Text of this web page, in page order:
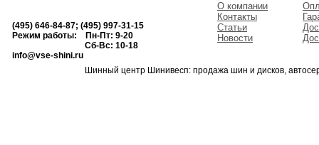
(495) 646-84-87; (495) 997-31-15
Режим работы: Пн-Пт: 9-20
Сб-Вс: 10-18
info@vse-shini.ru
О компании
Контакты
Статьи
Новости
Шинный центр Шинивесп: продажа шин и дисков,